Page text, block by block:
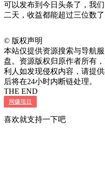
可以发布到今日头条了，我
二天，收益都能超过三位数了
© 版权声明
本站仅提供资源搜索与导航
盘。资源版权归原作者所有
利人如发现侵权内容，请提
后将在24小时内断链处理。
THE END
网赚项目
喜欢就支持一下吧